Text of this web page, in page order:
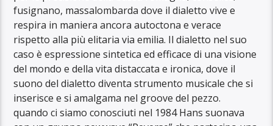
fusignano, massalombarda dove il dialetto vive e
respira in maniera ancora autoctona e verace
rispetto alla più elitaria via emilia. Il dialetto nel suo
caso è espressione sintetica ed efficace di una visione
del mondo e della vita distaccata e ironica, dove il
suono del dialetto diventa strumento musicale che si
inserisce e si amalgama nel groove del pezzo.
quando ci siamo conosciuti nel 1984 Hans suonava